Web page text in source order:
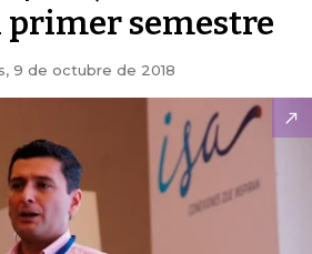
primer semestre
9 de octubre de 2018